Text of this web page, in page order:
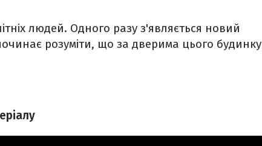
людей. Одного разу з'являється новий
розуміти, що за дверима цього будинку